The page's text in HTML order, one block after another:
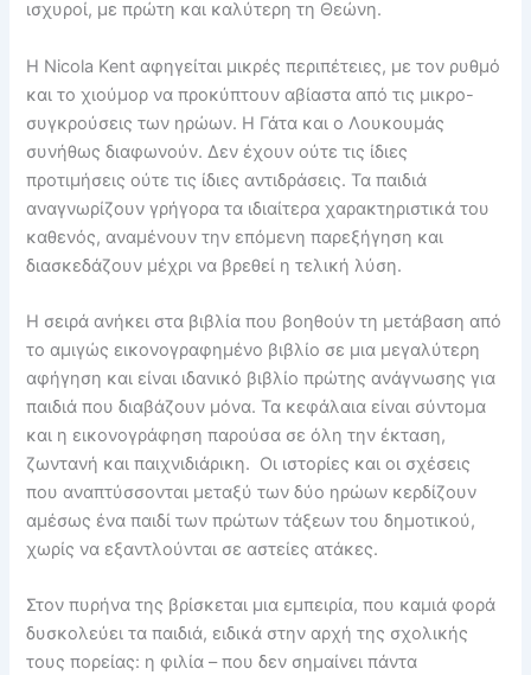
ισχυροί, με πρώτη και καλύτερη τη Θεώνη.
Η Nicola Kent αφηγείται μικρές περιπέτειες, με τον ρυθμό
και το χιούμορ να προκύπτουν αβίαστα από τις μικρο-
συγκρούσεις των ηρώων. Η Γάτα και ο Λουκουμάς
συνήθως διαφωνούν. Δεν έχουν ούτε τις ίδιες
προτιμήσεις ούτε τις ίδιες αντιδράσεις. Τα παιδιά
αναγνωρίζουν γρήγορα τα ιδιαίτερα χαρακτηριστικά του
καθενός, αναμένουν την επόμενη παρεξήγηση και
διασκεδάζουν μέχρι να βρεθεί η τελική λύση.
Η σειρά ανήκει στα βιβλία που βοηθούν τη μετάβαση από
το αμιγώς εικονογραφημένο βιβλίο σε μια μεγαλύτερη
αφήγηση και είναι ιδανικό βιβλίο πρώτης ανάγνωσης για
παιδιά που διαβάζουν μόνα. Τα κεφάλαια είναι σύντομα
και η εικονογράφηση παρούσα σε όλη την έκταση,
ζωντανή και παιχνιδιάρικη. Οι ιστορίες και οι σχέσεις
που αναπτύσσονται μεταξύ των δύο ηρώων κερδίζουν
αμέσως ένα παιδί των πρώτων τάξεων του δημοτικού,
χωρίς να εξαντλούνται σε αστείες ατάκες.
Στον πυρήνα της βρίσκεται μια εμπειρία, που καμιά φορά
δυσκολεύει τα παιδιά, ειδικά στην αρχή της σχολικής
τους πορείας: η φιλία – που δεν σημαίνει πάντα